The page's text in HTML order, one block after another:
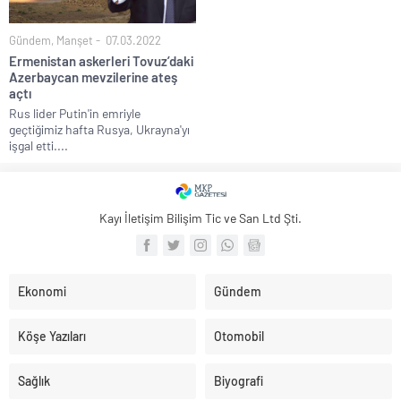
Gündem, Manşet 07.03.2022
Ermenistan askerleri Tovuz’daki
Azerbaycan mevzilerine ateş
açtı
Rus lider Putin'in emriyle
geçtiğimiz hafta Rusya, Ukrayna'yı
işgal etti....
Kayı İletişim Bilişim Tic ve San Ltd Şti.
Ekonomi Gündem
Köşe Yazıları Otomobil
Sağlık Biyografi